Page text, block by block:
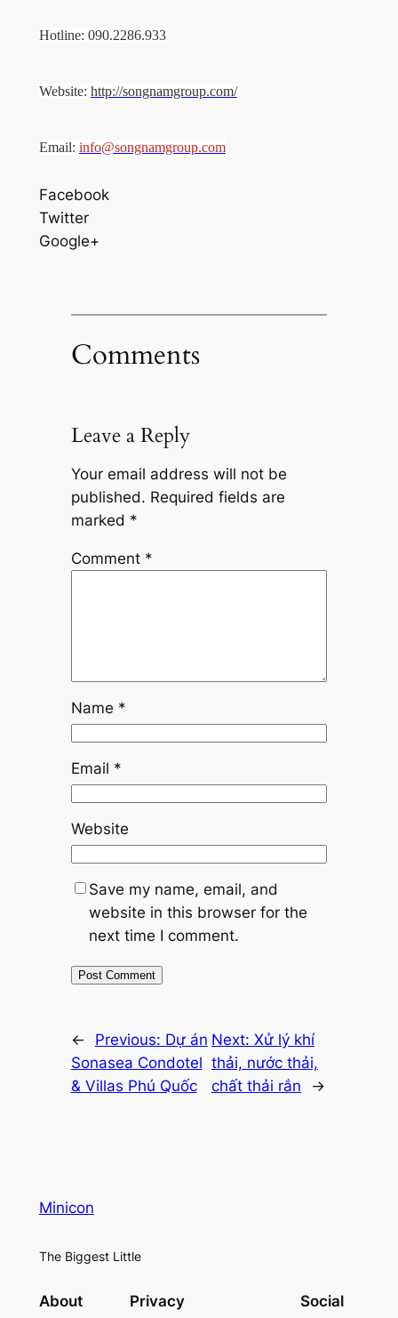
Hotline: 090.2286.933
Website: http://songnamgroup.com/
Email: info@songnamgroup.com
Facebook
Twitter
Google+
Comments
Leave a Reply
Your email address will not be
published. Required fields are
marked *
Comment *
Name *
Email *
Website
Save my name, email, and
website in this browser for the
next time I comment.
← Previous: Dự án
Sonasea Condotel
& Villas Phú Quốc
Next: Xử lý khí
thải, nước thải,
chất thải rắn
→
Minicon
The Biggest Little
About Privacy Social